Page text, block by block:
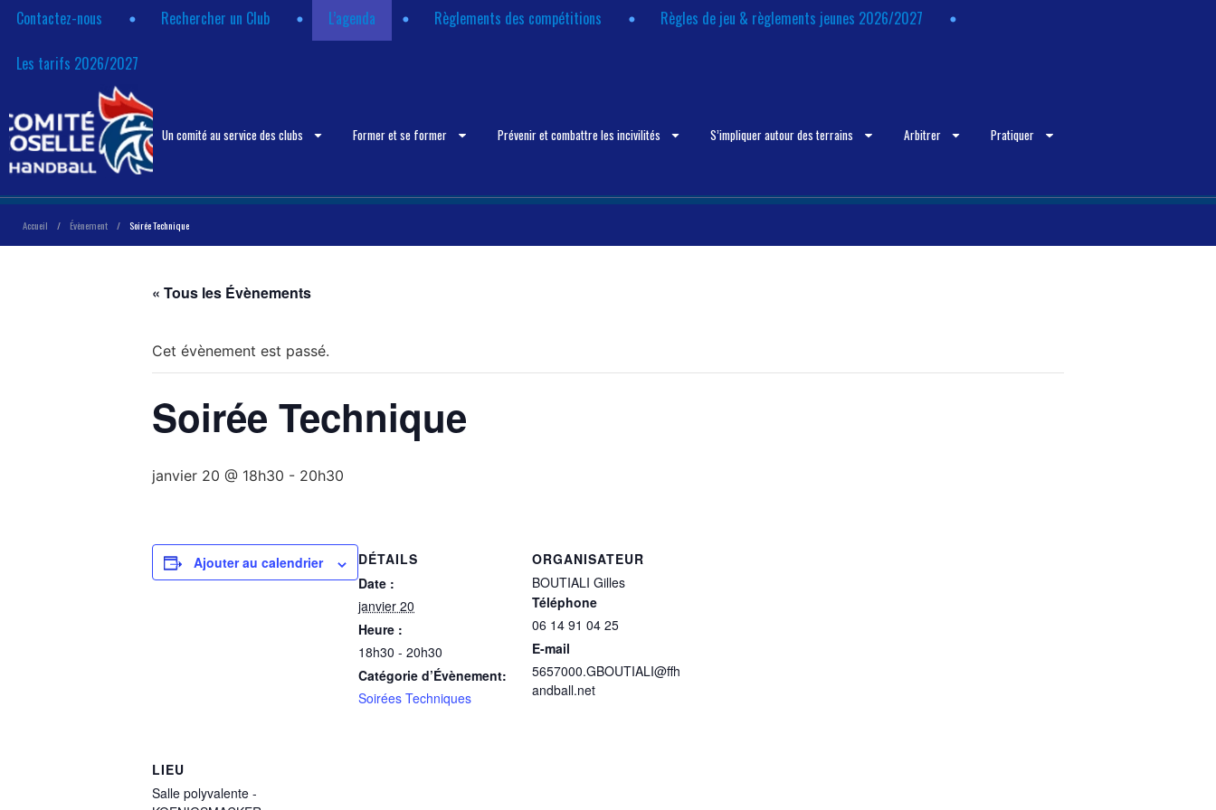
Contactez-nous Rechercher un Club L’agenda Règlements des compétitions Règles de jeu & règlements jeunes 2026/2027
Les tarifs 2026/2027
Un comité au service des clubs Former et se former Prévenir et combattre les incivilités S’impliquer autour des terrains Arbitrer Pratiquer
Accueil / Évènement / Soirée Technique
« Tous les Évènements
Cet évènement est passé.
Soirée Technique
janvier 20 @ 18h30 - 20h30
Ajouter au calendrier
DÉTAILS
Date :
janvier 20
Heure :
18h30 - 20h30
Catégorie d’Évènement:
Soirées Techniques
ORGANISATEUR
BOUTIALI Gilles
Téléphone
06 14 91 04 25
E-mail
5657000.GBOUTIALI@ffh
andball.net
LIEU
Salle polyvalente -